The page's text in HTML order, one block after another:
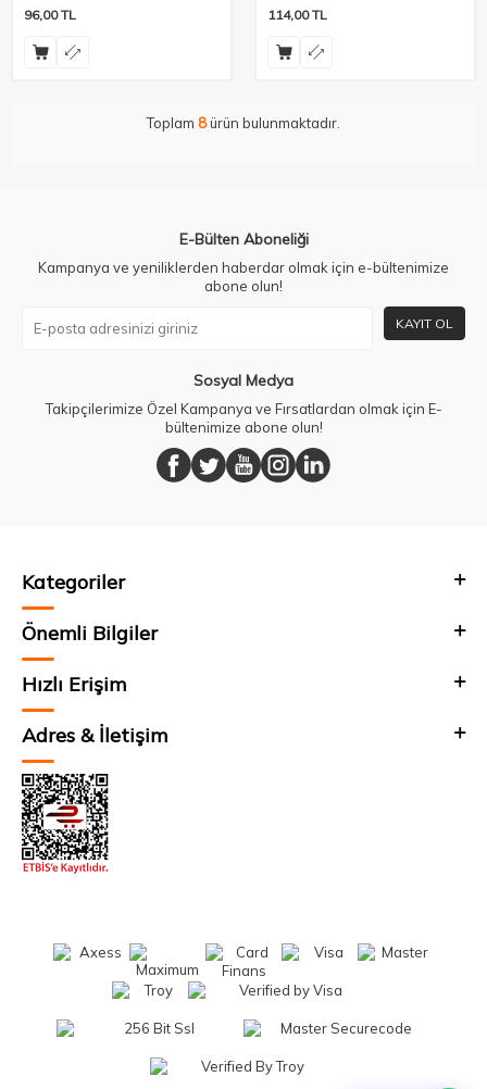
96,00TL 114,00TL
Toplam 8ürün bulunmaktadır.
E-Bülten Aboneliği
Kampanya ve yeniliklerden haberdar olmak için e-bültenimize
abone olun!
KAYIT OL
Sosyal Medya
Takipçilerimize Özel Kampanya ve Fırsatlardan olmak için E-
bültenimize abone olun!
Kategoriler
Önemli Bilgiler
Hızlı Erişim
Adres & İletişim